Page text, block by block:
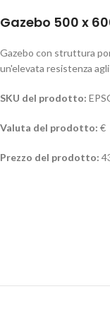
Gazebo 500 x
Gazebo con struttura
un'elevata resistenza
SKU del prodotto:
Valuta del prodotto: €
Prezzo del prodotto: